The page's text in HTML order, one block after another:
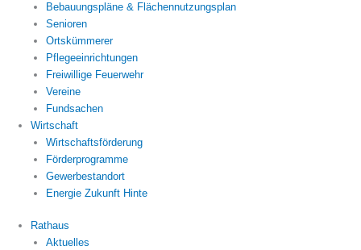
Bebauungspläne & Flächennutzungsplan
Senioren
Ortskümmerer
Pflegeeinrichtungen
Freiwillige Feuerwehr
Vereine
Fundsachen
Wirtschaft
Wirtschaftsförderung
Förderprogramme
Gewerbestandort
Energie Zukunft Hinte
Rathaus
Aktuelles